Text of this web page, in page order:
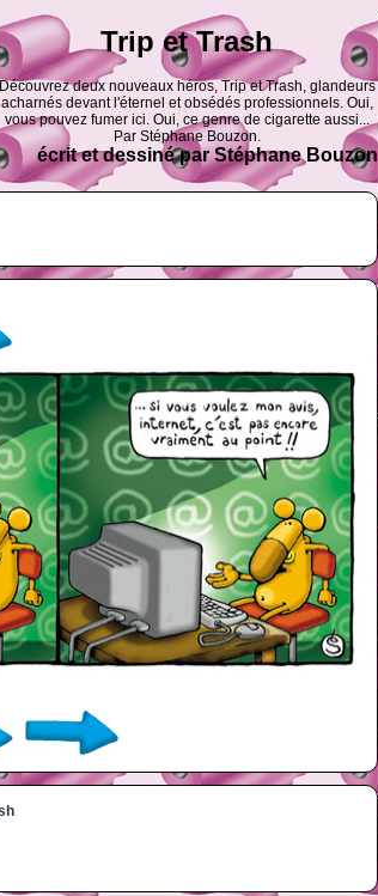
Trip et Trash
Découvrez deux nouveaux héros, Trip et Trash, glandeurs
acharnés devant l'éternel et obsédés professionnels. Oui,
vous pouvez fumer ici. Oui, ce genre de cigarette aussi...
Par Stéphane Bouzon.
écrit et dessiné par Stéphane Bouzon